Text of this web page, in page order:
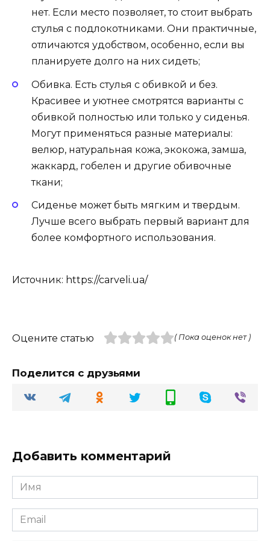
нет. Если место позволяет, то стоит выбрать
стулья с подлокотниками. Они практичные,
отличаются удобством, особенно, если вы
планируете долго на них сидеть;
Обивка. Есть стулья с обивкой и без.
Красивее и уютнее смотрятся варианты с
обивкой полностью или только у сиденья.
Могут применяться разные материалы:
велюр, натуральная кожа, экокожа, замша,
жаккард, гобелен и другие обивочные
ткани;
Сиденье может быть мягким и твердым.
Лучше всего выбрать первый вариант для
более комфортного использования.
Источник: https://carveli.ua/
Оцените статью ( Пока оценок нет )
Поделится с друзьями
Добавить комментарий
Имя
Email